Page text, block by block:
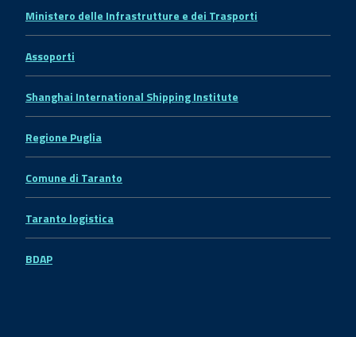
Ministero delle Infrastrutture e dei Trasporti
Assoporti
Shanghai International Shipping Institute
Regione Puglia
Comune di Taranto
Taranto logistica
BDAP